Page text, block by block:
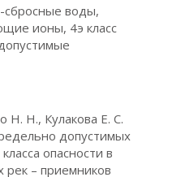
воды,
ионы, 4э класс
Н. Н., Кулакова Е. С.
допустимых
опасности в
рек – приемников